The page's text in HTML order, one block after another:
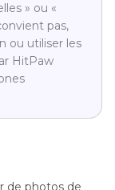
» ou «
pas,
ou utiliser les
HitPaw
de photos de